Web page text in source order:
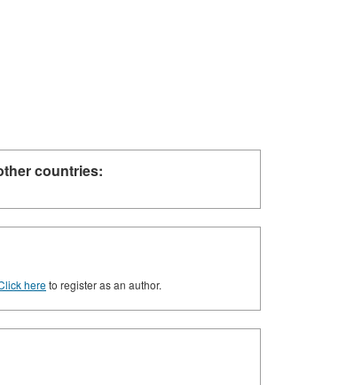
countries:
hereto register as an author.